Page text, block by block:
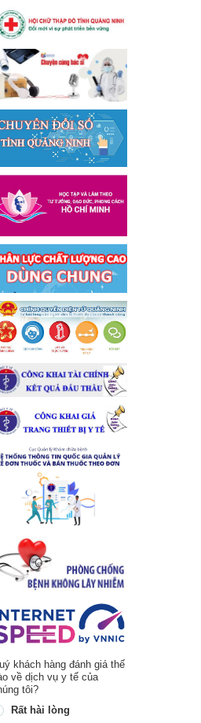
khách hàng đánh giá thế
về dịch vụ y tế của
tôi?
Rất hài lòng